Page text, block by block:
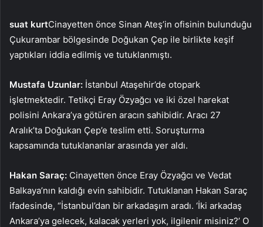
suat kurtCinayetten önce Sinan Ateş’in ofisinin bulunduğu
Çukurambar bölgesinde Doğukan Çep ile birlikte keşif
yaptıkları iddia edilmiş ve tutuklanmıştı.
Mustafa Uzunlar: İstanbul Ataşehir’de otopark
işletmektedir. Tetikçi Eray Özyağcı ve iki özel harekat
polisini Ankara’ya götüren aracın sahibidir. Aracı 27
Aralık’ta Doğukan Çep’e teslim etti. Soruşturma
kapsamında tutuklananlar arasında yer aldı.
Hakan Saraç: Cinayetten önce Eray Özyağcı ve Vedat
Balkaya’nın kaldığı evin sahibidir. Tutuklanan Hakan Saraç
ifadesinde, “İstanbul’dan bir arkadaşım aradı. ‘İki arkadaş
Ankara’ya gelecek, kalacak yerleri yok, ilgilenir misiniz?’ O